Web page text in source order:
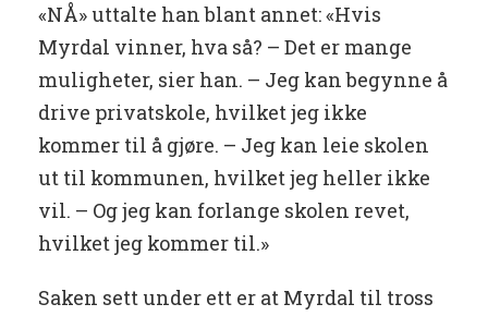
«NÅ» uttalte han blant annet: «Hvis
Myrdal vinner, hva så? – Det er mange
muligheter, sier han. – Jeg kan begynne å
drive privatskole, hvilket jeg ikke
kommer til å gjøre. – Jeg kan leie skolen
ut til kommunen, hvilket jeg heller ikke
vil. – Og jeg kan forlange skolen revet,
hvilket jeg kommer til.»
Saken sett under ett er at Myrdal til tross